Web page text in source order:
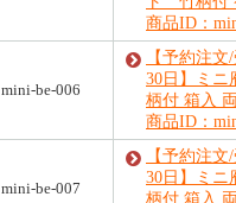
商品ID：
mini-be-006
【予約注
30日】ミニ
柄付 箱入
商品ID：
mini-be-007
【予約注
30日】ミニ
柄付 箱入